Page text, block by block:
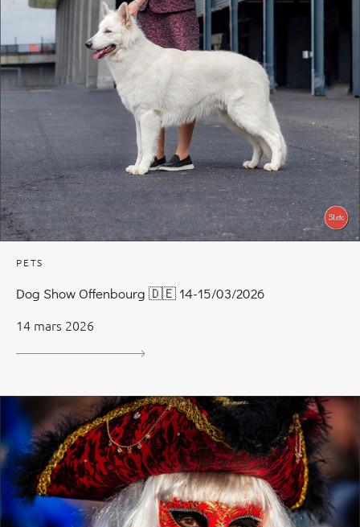
PETS
Dog Show Offenbourg 🇩🇪 14-15/03/2026
14 mars 2026